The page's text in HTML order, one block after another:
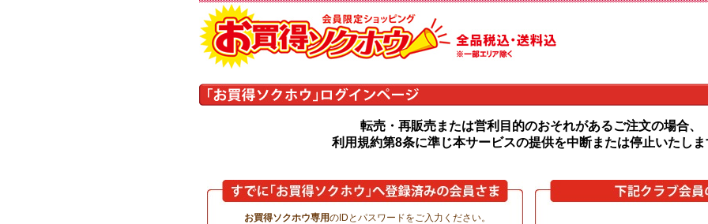
転売・再販売または営利目的のおそれがあるご注文の場合、
利用規約第8条に準じ本サービスの提供を中断または停止いたしま
お買得ソクホウ専用のIDとパスワードをご入力ください。